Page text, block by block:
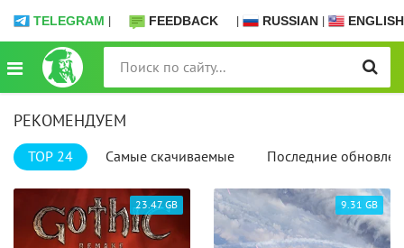
TELEGRAM | FEEDBACK | RUSSIAN | ENGLISH
РЕКОМЕНДУЕМ
TOP 24 Самые скачиваемые Последние
23.47 GB 9.31 GB